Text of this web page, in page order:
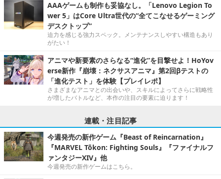
AAAゲームも制作も妥協なし。「Lenovo Legion To
wer 5」はCore Ultra世代の“全てこなせるゲーミング
デスクトップ”
迫力を感じる強力スペック。メンテナンスしやすい構造もあり
がたい！
アニマや新要素のさらなる“進化”を目撃せよ！HoYov
erse新作『崩壊：ネクサスアニマ』第2回βテストの
「進化テスト」を体験【プレイレポ】
さまざまなアニマとの出会いや、スキルによってさらに戦略性
が増したバトルなど、本作の注目の要素に迫ります！
連載・注目記事
今週発売の新作ゲーム『Beast of Reincarnation』
『MARVEL Tōkon: Fighting Souls』『ファイナルフ
ァンタジーXIV』他
今週発売の新作ゲームはこちら。